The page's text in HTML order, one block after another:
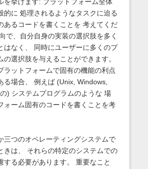
的に 処理されるようなタスクに迫る
あるコードを書くことを 考えてくだ
で、自分自身の実装の選択肢を多く
はなく、 同時にユーザーに多くのプ
の選択肢を与えることができます。
ラットフォームで固有の機能の利点
る場合、 例えば (Unix, Windows,
) システムプログラムのような 場
ォーム固有のコードを書くことを考
三つのオペレーティングシステムで
きは、 それらの特定のシステムでの
する必要があります。 重要なこと